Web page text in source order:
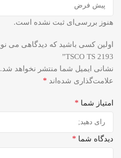
هنوز بررسی‌ای ثبت نشده است.
TSCO TS 2193”
نشانی ایمیل شما منتشر نخواهد شد.
علامت‌گذاری شده‌اند *
امتیاز شما *
دیدگاه شما *